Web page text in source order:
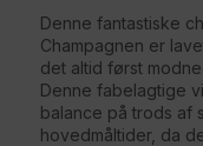
Denne fantastiske
Champagnen er
det altid først
Denne fabelagtige
balance på trods af
hovedmåltider, da